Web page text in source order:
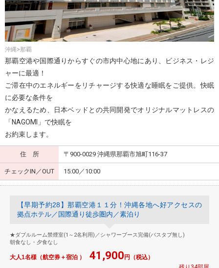
沖縄>那覇
那覇空港や国際通りからすぐの市内中心地にあり、ビジネス・レジ
ャーに最適！
ご滞在中のエネルギーをリチャージする快適な睡眠をご提供。快眠
に必要な条件を
かなえるため、日本ベッドとの共同開発でオリジナルマットレスの
「NAGOMI」で快眠を
お約束します。
住 所 〒900-0029 沖縄県那覇市旭町116-37
チェックIN／OUT 15:00／10:00
【早期予約28】那覇空港１１分！沖縄各地へ好アクセスの
拠点ホテル／国際通り徒歩圏内／素泊り
★ダブルルーム禁煙室(1～2名利用)／シャワーブース完備(バスタブ無し)
朝食なし・夕食なし
大人1名様（航空券＋宿泊 ） 41,900 円（税込）